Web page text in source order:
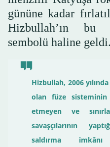
gününe kadar
Hizbullah’ın bu
sembolü haline geldi.
Hizbullah, 2006
olan füze sisteminin
etmeyen ve
savaşçılarının
saldırma